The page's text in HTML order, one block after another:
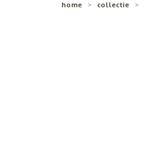
home > collectie >